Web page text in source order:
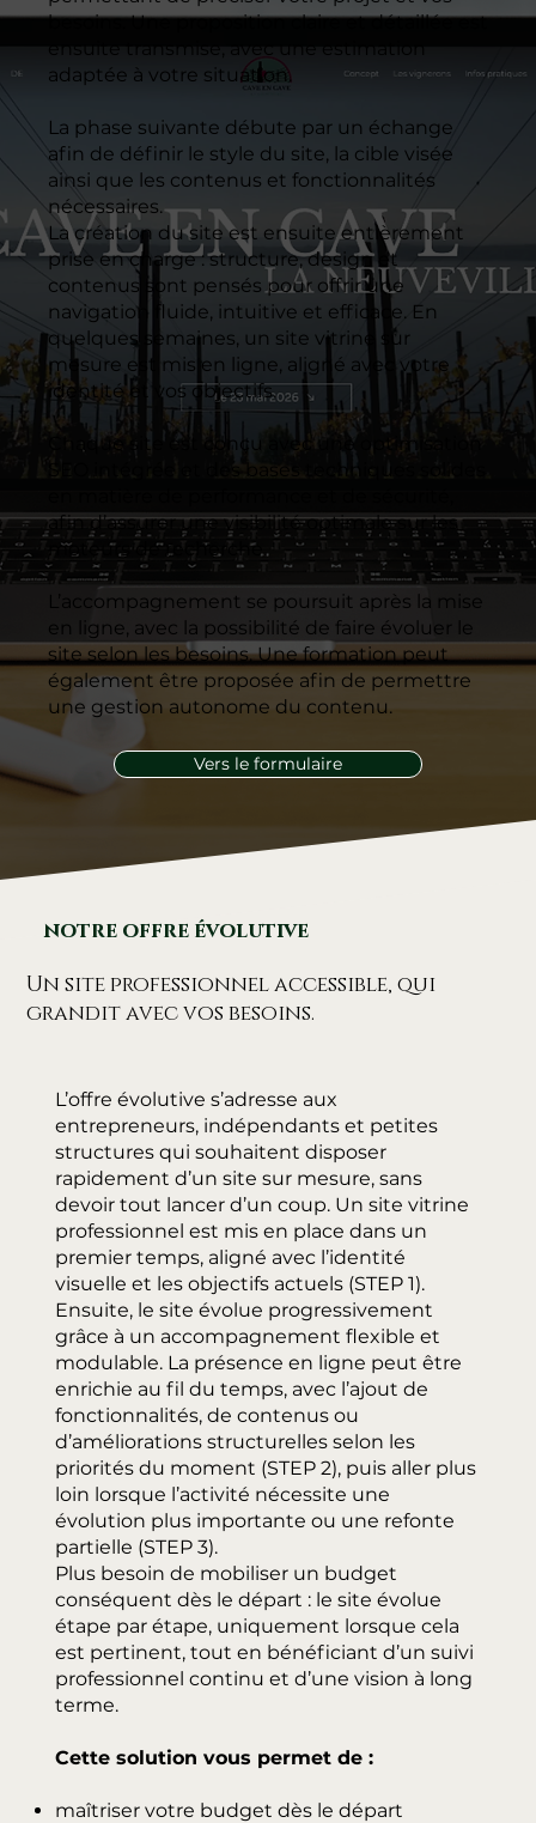
besoins. Une proposition claire et détaillée est
ensuite transmise, avec une estimation
adaptée à votre situation.
La phase suivante débute par un échange
afin de définir le style du site, la cible visée
ainsi que les contenus et fonctionnalités
nécessaires.
La création du site est ensuite entièrement
prise en charge : structure, design et
contenus sont pensés pour offrir une
navigation fluide, intuitive et efficace. En
quelques semaines, un site vitrine sur
mesure est mis en ligne, aligné avec votre
identité et vos objectifs.
Chaque site est conçu avec une optimisation
SEO intégrée et des bases techniques solides
afin d’assurer une visibilité optimale sur les
moteurs de recherche.
L’accompagnement se poursuit après la mise
en ligne, avec la possibilité de faire évoluer le
site selon les besoins. Une formation peut
également être proposée afin de permettre
une gestion autonome du contenu.
Vers le formulaire
L’offre évolutive s’adresse aux
entrepreneurs, indépendants et petites
structures qui souhaitent disposer
rapidement d’un site sur mesure, sans
devoir tout lancer d’un coup. Un site vitrine
professionnel est mis en place dans un
premier temps, aligné avec l’identité
visuelle et les objectifs actuels (STEP 1).
Ensuite, le site évolue progressivement
grâce à un accompagnement flexible et
modulable. La présence en ligne peut être
enrichie au fil du temps, avec l’ajout de
fonctionnalités, de contenus ou
d’améliorations structurelles selon les
priorités du moment (STEP 2), puis aller plus
loin lorsque l’activité nécessite une
évolution plus importante ou une refonte
partielle (STEP 3).
Plus besoin de mobiliser un budget
conséquent dès le départ : le site évolue
étape par étape, uniquement lorsque cela
est pertinent, tout en bénéficiant d’un suivi
professionnel continu et d’une vision à long
terme.
Cette solution vous permet de :
maîtriser votre budget dès le départ
notre offre évolutive
Un site professionnel accessible, qui
grandit avec vos besoins.